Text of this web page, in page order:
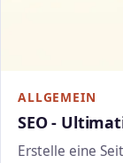
ALLGEMEIN
SEO -
Erstelle eine